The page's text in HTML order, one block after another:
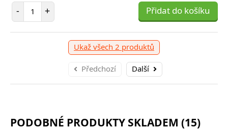
- Počet položek
+ Přidat do košíku
Ukaž všech 2 produktů
Předchozí Další
PODOBNÉ PRODUKTY SKLADEM (15)